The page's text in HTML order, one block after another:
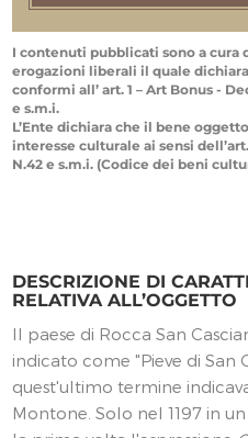
I contenuti pubblicati sono a cura
erogazioni liberali il quale
conformi all’ art. 1 – Art Bonus -
e s.m.i.
L’Ente dichiara che il bene
interesse culturale ai sensi
N.42 e s.m.i. (Codice dei beni
DESCRIZIONE DI
RELATIVA ALL’OGGETTO
Il paese di Rocca San
indicato come "Pieve di San
quest'ultimo termine
Montone. Solo nel 1197 in